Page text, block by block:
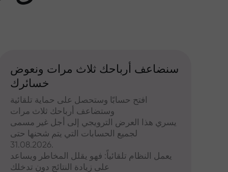
سنضاعف أرباحك ثلاث مرات ونعوض
خسائرك
افتح حسابًا وستحصل على حماية تلقائية
وستضاعف أرباحك ثلاث مرات
يسري هذا العرض الترويجي إلى أجل غير مسمى
لجميع الحسابات التي يتم شحنها حتى
31.08.2026.
يعمل النظام تلقائياً: فهو يقلل المخاطر ويساعد
على زيادة النتائج دون تدخلك